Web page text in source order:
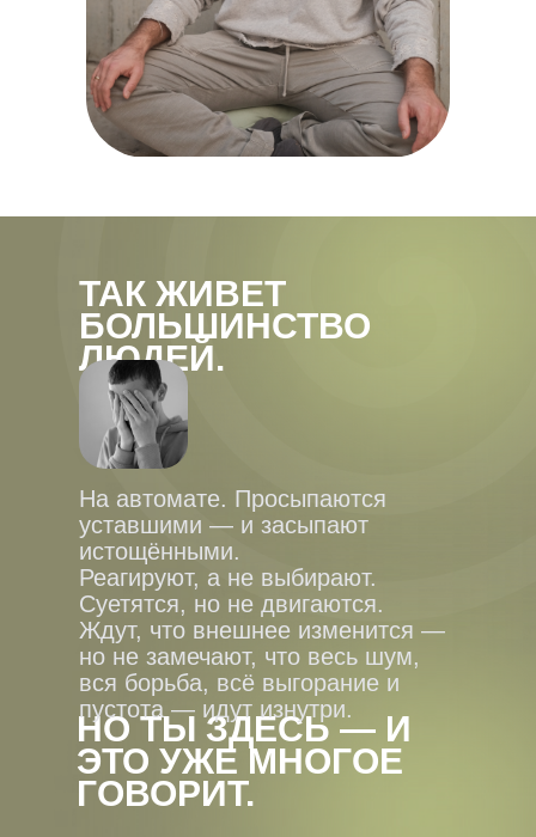
ТАК ЖИВЕТ
БОЛЬШИНСТВО
ЛЮДЕЙ.
НО ТЫ ЗДЕСЬ — И
ЭТО УЖЕ МНОГОЕ
ГОВОРИТ.
На автомате. Просыпаются
уставшими — и засыпают
истощёнными.
Реагируют, а не выбирают.
Суетятся, но не двигаются.
Ждут, что внешнее изменится —
но не замечают, что весь шум,
вся борьба, всё выгорание и
пустота — идут изнутри.